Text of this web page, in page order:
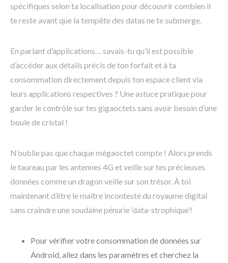
spécifiques selon ta localisation pour découvrir combien il
te reste avant que la tempête des datas ne te submerge.
En parlant d’applications… savais-tu qu’il est possible
d’accéder aux détails précis de ton forfait et à ta
consommation directement depuis ton espace client via
leurs applications respectives ? Une astuce pratique pour
garder le contrôle sur tes gigaoctets sans avoir besoin d’une
boule de cristal !
N’oublie pas que chaque mégaoctet compte ! Alors prends
le taureau par les antennes 4G et veille sur tes précieuses
données comme un dragon veille sur son trésor. À toi
maintenant d’être le maître incontesté du royaume digital
sans craindre une soudaine pénurie ‘data-strophique’!
Pour vérifier votre consommation de données sur
Android, allez dans les paramètres et cherchez la